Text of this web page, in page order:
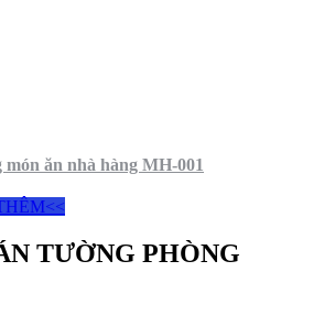
ăn nhà hàng MH-001
TƯỜNG PHÒNG